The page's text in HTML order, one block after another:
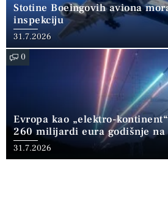
Stotine Boeingovih aviona
inspekciju
31.7.2026
0
Evropa kao „elektro-
260 milijardi eura godišnje
31.7.2026